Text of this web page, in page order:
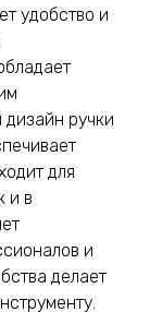
удобство и
ручки
для
и в
и
делает